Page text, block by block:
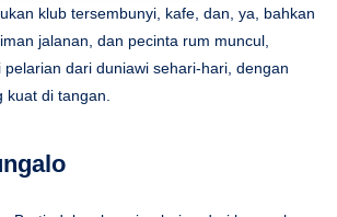
klub tersembunyi, kafe, dan, ya, bahkan
jalanan, dan pecinta rum muncul,
dari duniawi sehari-hari, dengan
di tangan.